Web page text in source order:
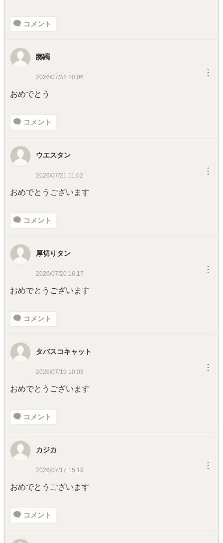
コメント
躑躅
2026/07/31 10:06 ︙
おめでとう
コメント
ウエスタン
2026/07/21 11:02 ︙
おめでとうございます
コメント
厚切りタン
2026/07/20 16:17 ︙
おめでとうございます
コメント
タバスコキャット
2026/07/19 10:03 ︙
おめでとうございます
コメント
カジカ
2026/07/17 15:19 ︙
おめでとうございます
コメント